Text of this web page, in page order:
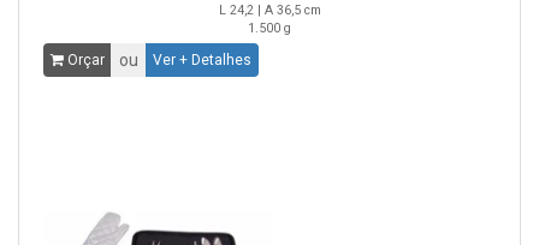
L 24,2 | A 36,5 cm
1.500 g
Orçar ou Ver + Detalhes